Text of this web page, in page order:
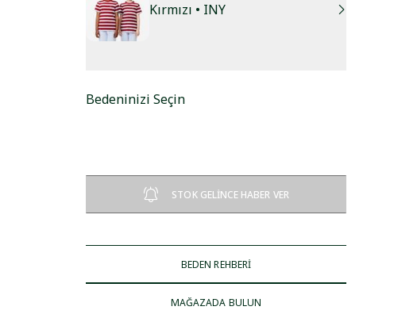
Kırmızı • INY
Bedeninizi Seçin
STOK GELİNCE HABER VER
BEDEN REHBERİ
MAĞAZADA BULUN